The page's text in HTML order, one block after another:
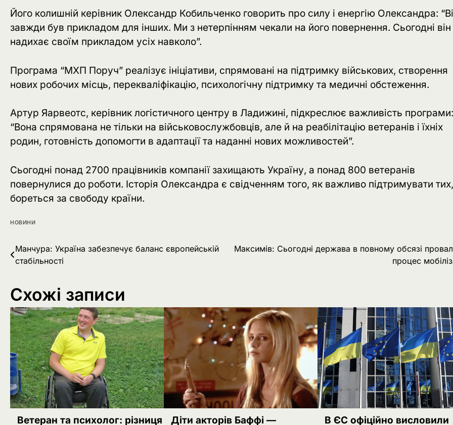
Його колишній керівник Олександр Кобильченко говорить про силу і енергію Олександра:
завжди був прикладом для інших. Ми з нетерпінням чекали на його повернення. Сьогодні він
надихає своїм прикладом усіх навколо”.
Програма “МХП Поруч” реалізує ініціативи, спрямовані на підтримку військових, створення
нових робочих місць, перекваліфікацію, психологічну підтримку та медичні обстеження.
Артур Яарвеотс, керівник логістичного центру в Ладижині, підкреслює важливість програми:
“Вона спрямована не тільки на військовослужбовців, але й на реабілітацію ветеранів і їхніх
родин, готовність допомогти в адаптації та наданні нових можливостей”.
Сьогодні понад 2700 працівників компанії захищають Україну, а понад 800 ветеранів
повернулися до роботи. Історія Олександра є свідченням того, як важливо підтримувати
бореться за свободу країни.
НОВИНИ
Навігація
записів
Манчура: Україна забезпечує баланс європейській
стабільності
Максимів: Сьогодні держава в повному обсязі
процес
Схожі записи
Ветеран та психолог: різниця Діти акторів Баффі — В ЄС офіційно висловили